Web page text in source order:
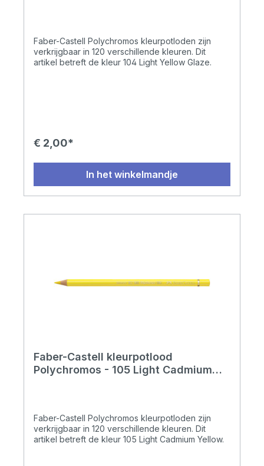
Faber-Castell Polychromos kleurpotloden zijn
verkrijgbaar in 120 verschillende kleuren. Dit
artikel betreft de kleur 104 Light Yellow Glaze.
€ 2,00*
In het winkelmandje
Faber-Castell kleurpotlood
Polychromos - 105 Light Cadmium
Faber-Castell Polychromos kleurpotloden zijn
verkrijgbaar in 120 verschillende kleuren. Dit
artikel betreft de kleur 105 Light Cadmium Yellow.